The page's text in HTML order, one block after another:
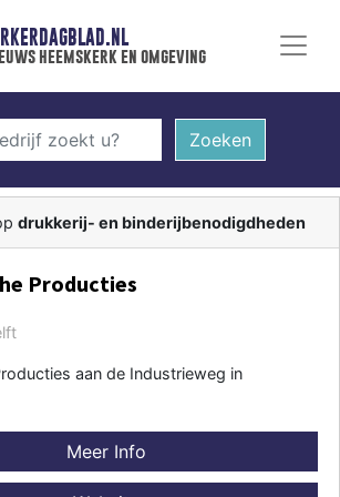
heemskerk en omgeving
Zoeken
drukkerij- en binderijbenodigdheden
Producties
aan de Industrieweg in
Meer Info